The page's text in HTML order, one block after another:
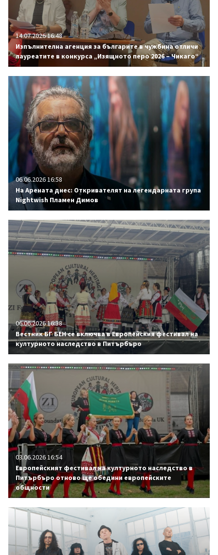
14.07.2026 16:48
Изпълнителна агенция за българите в чужбина отличи
лауреатите в конкурса „Изящното перо 2026 – Чикаго“
06.06.2026 16:58
На Арената днес: Откривателят на легендарната група
Nightwish Пламен Димов
06.06.2026 16:38
Вестник БГ БЕН се включва в Европейския фестивал на
културното наследство в Питърбъро
03.06.2026 16:54
Европейският фестивал на културното наследство в
Питърбъро отново ще обедини европейските
общности